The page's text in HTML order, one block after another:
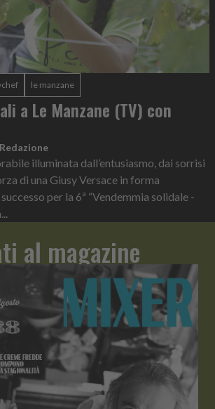
le manzane
a Le Manzane (TV) con
Redazione
illuminata dall’entusiasmo, dai sorrisi
di una Giusy Versace in forma
per la 6ª “Vendemmia solidale -
al magazine